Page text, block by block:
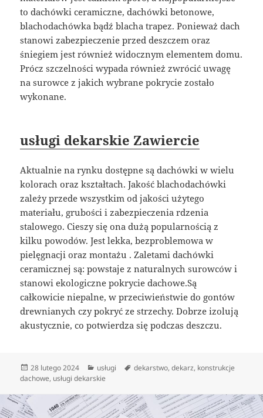
to dachówki ceramiczne, dachówki betonowe,
blachodachówka bądź blacha trapez. Ponieważ dach
stanowi zabezpieczenie przed deszczem oraz
śniegiem jest również widocznym elementem domu.
Prócz szczelności wypada również zwrócić uwagę
na surowce z jakich wybrane pokrycie zostało
wykonane.
usługi dekarskie Zawiercie
Aktualnie na rynku dostępne są dachówki w wielu
kolorach oraz kształtach. Jakość blachodachówki
zależy przede wszystkim od jakości użytego
materiału, grubości i zabezpieczenia rdzenia
stalowego. Cieszy się ona dużą popularnością z
kilku powodów. Jest lekka, bezproblemowa w
pielęgnacji oraz montażu . Zaletami dachówki
ceramicznej są: powstaje z naturalnych surowców i
stanowi ekologiczne pokrycie dachowe.Są
całkowicie niepalne, w przeciwieństwie do gontów
drewnianych czy pokryć ze strzechy. Dobrze izolują
akustycznie, co potwierdza się podczas deszczu.
Data
publikacji
28 lutego 2024 Kategorie
usługi Tagi
dekarstwo,dekarz, konstrukcje
dachowe, usługi dekarskie